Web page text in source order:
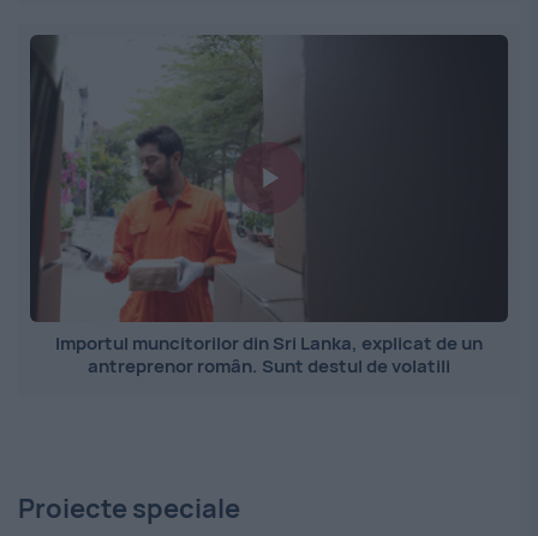
Importul muncitorilor din Sri Lanka, explicat de un
antreprenor român. Sunt destul de volatili
Proiecte speciale